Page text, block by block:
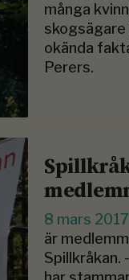
många
skogsägare
okända
Perers.
8 mars 2017
är
Spillkråkan.